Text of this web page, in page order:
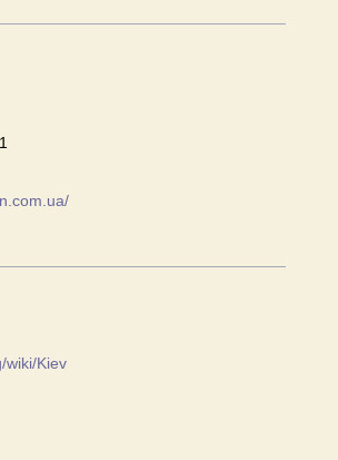
wiki/Kiev